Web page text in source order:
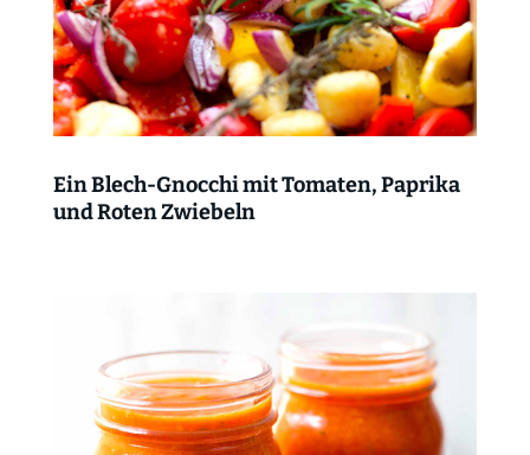
Ein Blech-Gnocchi mit Tomaten, Paprika
und Roten Zwiebeln